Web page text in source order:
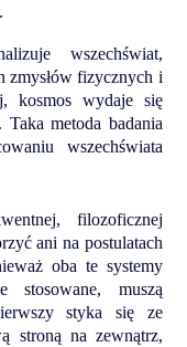
wszechświat,
zmysłów fizycznych i
kosmos wydaje się
Taka metoda badania
wszechświata
filozoficznej
ani na postulatach
oba te systemy
stosowane, muszą
styka się ze
stroną na zewnątrz,